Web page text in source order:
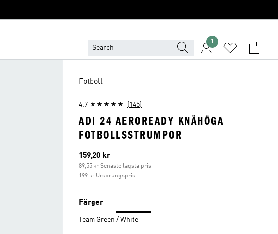
1
Fotboll
4.7 (145)
ADI 24 AEROREADY KNÄHÖGA
FOTBOLLSSTRUMPOR
Aktuellt pris
159,20 kr
89,55 kr Senaste lägsta pris
199 kr Ursprungspris
Färger
Team Green / White